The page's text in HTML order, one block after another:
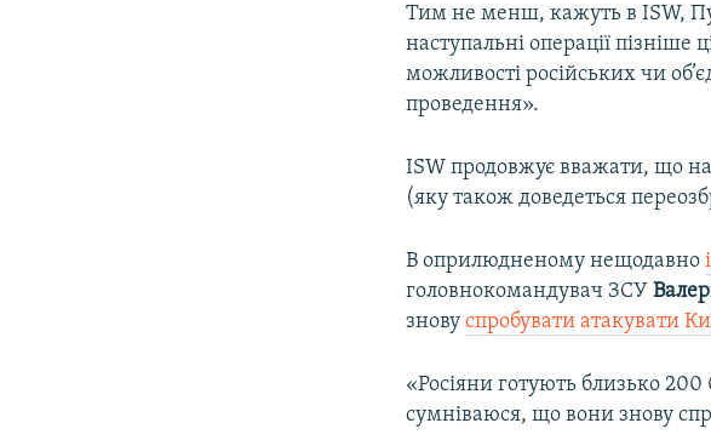
Тим не менш, кажуть в ISW,
наступальні операції
можливості російських чи
проведення».
ISW продовжує вважати, що
(яку також доведеться
В оприлюдненому нещодавно
головнокомандувач ЗСУ
зновуспробувати атакувати
«Росіяни готують близько
сумніваюся, що вони знову